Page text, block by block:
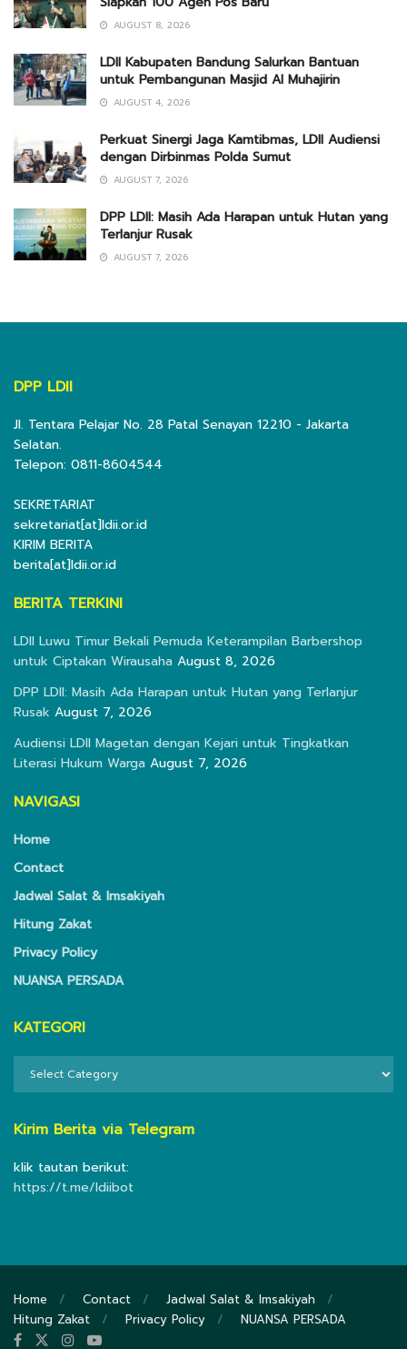
AUGUST 8, 2026
LDII Kabupaten Bandung Salurkan Bantuan
untuk Pembangunan Masjid Al Muhajirin
AUGUST 4, 2026
Perkuat Sinergi Jaga Kamtibmas, LDII Audiensi
dengan Dirbinmas Polda Sumut
AUGUST 7, 2026
DPP LDII: Masih Ada Harapan untuk Hutan yang
Terlanjur Rusak
AUGUST 7, 2026
DPP LDII
Jl. Tentara Pelajar No. 28 Patal Senayan 12210 - Jakarta
Selatan.
Telepon: 0811-8604544
SEKRETARIAT
sekretariat[at]ldii.or.id
KIRIM BERITA
berita[at]ldii.or.id
BERITA TERKINI
LDII Luwu Timur Bekali Pemuda Keterampilan Barbershop
untuk Ciptakan Wirausaha August 8, 2026
DPP LDII: Masih Ada Harapan untuk Hutan yang Terlanjur
Rusak August 7, 2026
Audiensi LDII Magetan dengan Kejari untuk Tingkatkan
Literasi Hukum Warga August 7, 2026
NAVIGASI
Home
Contact
Jadwal Salat & Imsakiyah
Hitung Zakat
Privacy Policy
NUANSA PERSADA
KATEGORI
Kirim Berita via Telegram
klik tautan berikut:
https://t.me/ldiibot
Home Contact
Jadwal Salat & Imsakiyah
Hitung Zakat
Privacy Policy NUANSA PERSADA